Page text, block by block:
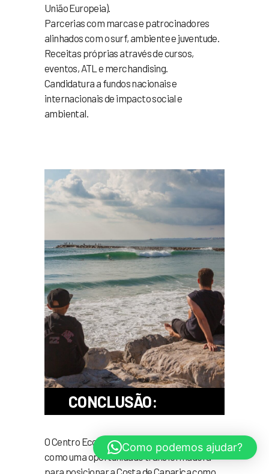
União Europeia).
Parcerias com marcas e patrocinadores
alinhados com o surf, ambiente e juventude.
Receitas próprias através de cursos,
eventos, ATL e merchandising.
Candidatura a fundos nacionais e
internacionais de impacto social e
ambiental.
CONCLUSÃO:
O Centro EcoSurf Caparica configura-se
como uma oportunidade transformadora
para posicionar a Costa de Caparica como
Como podemos ajudar?